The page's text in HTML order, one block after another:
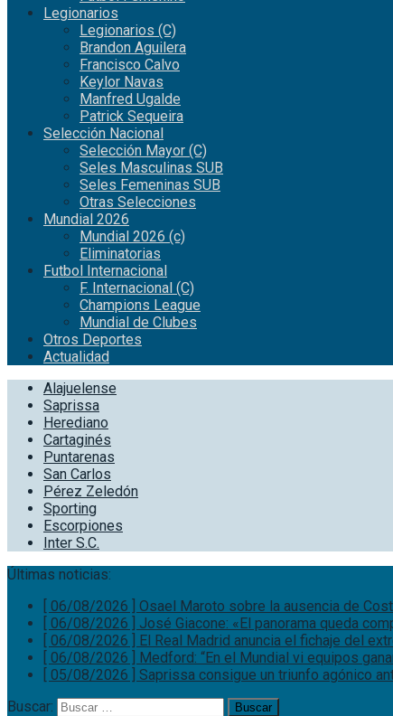
Legionarios
Legionarios (C)
Brandon Aguilera
Francisco Calvo
Keylor Navas
Manfred Ugalde
Patrick Sequeira
Selección Nacional
Selección Mayor (C)
Seles Masculinas SUB
Seles Femeninas SUB
Otras Selecciones
Mundial 2026
Mundial 2026 (c)
Eliminatorias
Futbol Internacional
F. Internacional (C)
Champions League
Mundial de Clubes
Otros Deportes
Actualidad
Alajuelense
Saprissa
Herediano
Cartaginés
Puntarenas
San Carlos
Pérez Zeledón
Sporting
Escorpiones
Inter S.C.
Últimas noticias:
[ 06/08/2026 ] Osael Maroto sobre la ausencia de
[ 06/08/2026 ] José Giacone: «El panorama queda
[ 06/08/2026 ] El Real Madrid anuncia el fichaje del
[ 06/08/2026 ] Medford: “En el Mundial vi equipos
[ 05/08/2026 ] Saprissa consigue un triunfo agónico
Buscar: